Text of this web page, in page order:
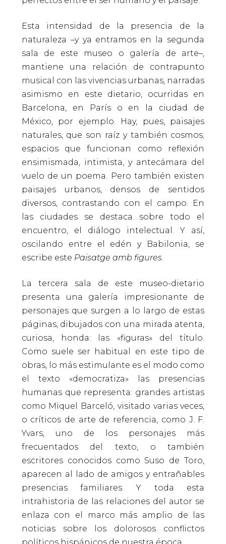
Esta intensidad de la presencia de la
naturaleza –y ya entramos en la segunda
sala de este museo o galería de arte–,
mantiene una relación de contrapunto
musical con las vivencias urbanas, narradas
asimismo en este dietario, ocurridas en
Barcelona, en París o en la ciudad de
México, por ejemplo. Hay, pues, paisajes
naturales, que son raíz y también cosmos;
espacios que funcionan como reflexión
ensimismada, intimista, y antecámara del
vuelo de un poema. Pero también existen
paisajes urbanos, densos de sentidos
diversos, contrastando con el campo. En
las ciudades se destaca sobre todo el
encuentro, el diálogo intelectual. Y así,
oscilando entre el edén y Babilonia, se
escribe este Paisatge amb figures.
La tercera sala de este museo-dietario
presenta una galería impresionante de
personajes que surgen a lo largo de estas
páginas, dibujados con una mirada atenta,
curiosa, honda: las «figuras» del título.
Como suele ser habitual en este tipo de
obras, lo más estimulante es el modo como
el texto «democratiza» las presencias
humanas que representa: grandes artistas
como Miquel Barceló, visitado varias veces,
o críticos de arte de referencia, como J. F.
Yvars, uno de los personajes más
frecuentados del texto, o también
escritores conocidos como Suso de Toro,
aparecen al lado de amigos y entrañables
presencias familiares. Y toda esta
intrahistoria de las relaciones del autor se
enlaza con el marco más amplio de las
noticias sobre los dolorosos conflictos